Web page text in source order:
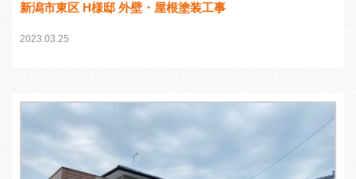
新潟市東区 H様邸 外壁・屋根塗装工事
2023.03.25